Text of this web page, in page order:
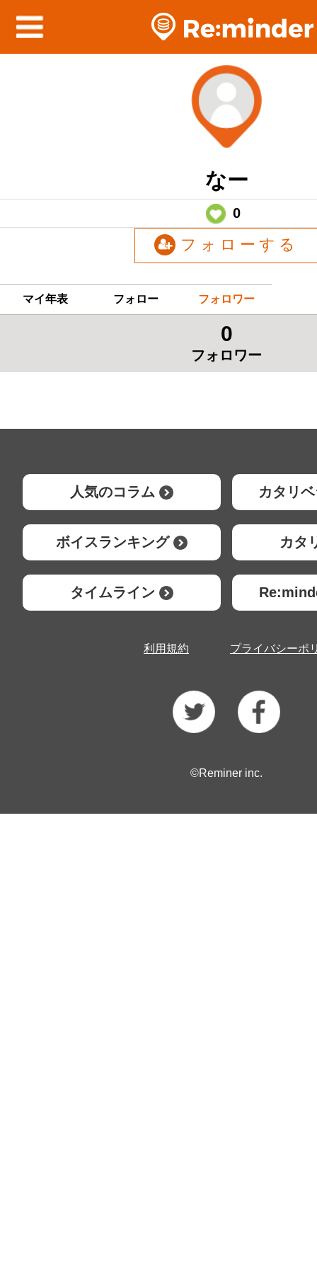
なー
0
フォローする
マイ年表 フォロー フォロワー
0
フォロワー
人気のコラム カタリ
ボイスランキング カタ
タイムライン
利用規約 プライバシーポ
©Reminer inc.